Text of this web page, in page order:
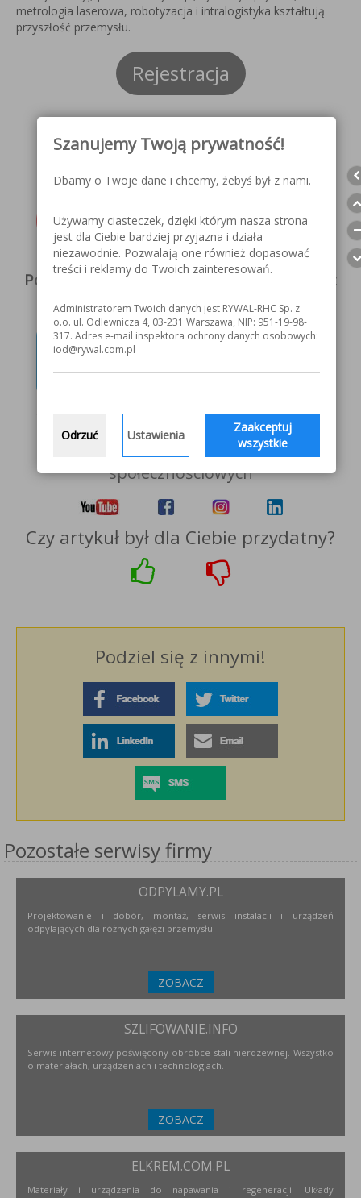
metrologia laserowa, robotyzacja i intralogistyka kształtują
przyszłość przemysłu.
Rejestracja
Zaproszenie do pobrania
Potrzebujesz więcej informacji? Skorzystaj z
formularza kontaktowego
Skontaktuj się z najbliższym
oddziałem
Obserwuj nas w mediach
społecznościowych
Czy artykuł był dla Ciebie przydatny?
Podziel się z innymi!
Pozostałe serwisy firmy
ODPYLAMY.PL
Projektowanie i dobór, montaż, serwis instalacji i urządzeń
odpylających dla różnych gałęzi przemysłu.
ZOBACZ
SZLIFOWANIE.INFO
Serwis internetowy poświęcony obróbce stali nierdzewnej. Wszystko
o materiałach, urządzeniach i technologiach.
ZOBACZ
ELKREM.COM.PL
Materiały i urządzenia do napawania i regeneracji. Układy
Szanujemy Twoją prywatność!
Dbamy o Twoje dane i chcemy, żebyś był z nami.
Używamy ciasteczek, dzięki którym nasza strona
jest dla Ciebie bardziej przyjazna i działa
niezawodnie. Pozwalają one również dopasować
treści i reklamy do Twoich zainteresowań.
Administratorem Twoich danych jest RYWAL-RHC Sp. z
o.o. ul. Odlewnicza 4, 03-231 Warszawa, NIP: 951-19-98-
317. Adres e-mail inspektora ochrony danych osobowych:
iod@rywal.com.pl
Odrzuć Ustawienia
Zaakceptuj
wszystkie